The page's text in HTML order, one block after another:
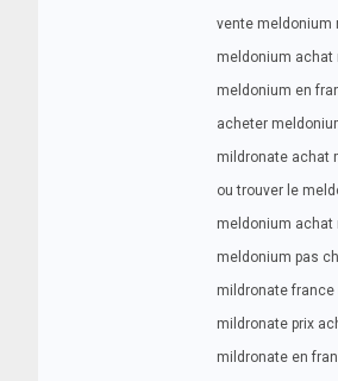
vente meldonium
meldonium achat
meldonium en
acheter
mildronate achat
ou trouver le
meldonium achat
meldonium pas
mildronate
mildronate prix
mildronate en